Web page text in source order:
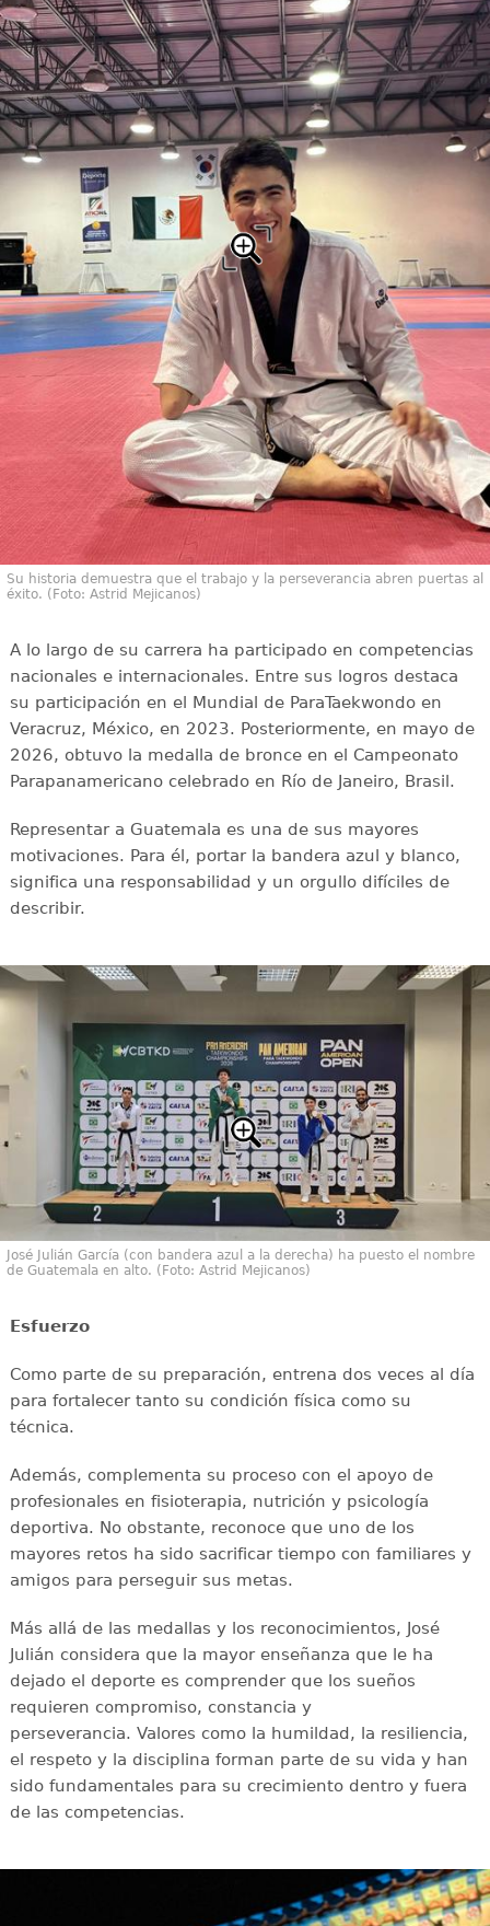
Su historia demuestra que el trabajo y la perseverancia abren puertas al
éxito. (Foto: Astrid Mejicanos)
A lo largo de su carrera ha participado en competencias
nacionales e internacionales. Entre sus logros destaca
su participación en el Mundial de ParaTaekwondo en
Veracruz, México, en 2023. Posteriormente, en mayo de
2026, obtuvo la medalla de bronce en el Campeonato
Parapanamericano celebrado en Río de Janeiro, Brasil.
Representar a Guatemala es una de sus mayores
motivaciones. Para él, portar la bandera azul y blanco,
significa una responsabilidad y un orgullo difíciles de
describir.
José Julián García (con bandera azul a la derecha) ha puesto el nombre
de Guatemala en alto. (Foto: Astrid Mejicanos)
Esfuerzo
Como parte de su preparación, entrena dos veces al día
para fortalecer tanto su condición física como su
técnica.
Además, complementa su proceso con el apoyo de
profesionales en fisioterapia, nutrición y psicología
deportiva. No obstante, reconoce que uno de los
mayores retos ha sido sacrificar tiempo con familiares y
amigos para perseguir sus metas.
Más allá de las medallas y los reconocimientos, José
Julián considera que la mayor enseñanza que le ha
dejado el deporte es comprender que los sueños
requieren compromiso, constancia y
perseverancia. Valores como la humildad, la resiliencia,
el respeto y la disciplina forman parte de su vida y han
sido fundamentales para su crecimiento dentro y fuera
de las competencias.